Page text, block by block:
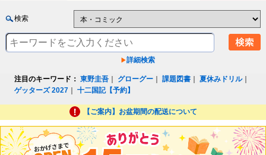
検索
詳細検索
注目のキーワード： 東野圭吾 グローグー ｜課題図書 ｜夏休みドリル｜
ゲッターズ 2027 ｜十二国記【予約】
【ご案内】お盆期間の配送について